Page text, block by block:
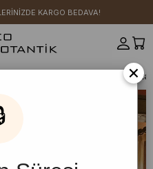
KARGO BEDAVA!
Acı Kahve Koton Yırtmaç×